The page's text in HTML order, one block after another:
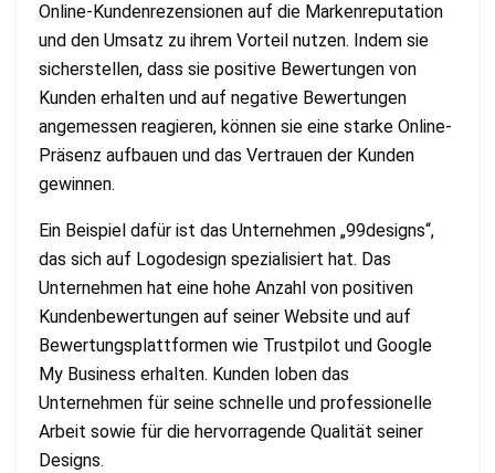
Online-Kundenrezensionen auf die Markenreputation
und den Umsatz zu ihrem Vorteil nutzen. Indem sie
sicherstellen, dass sie positive Bewertungen von
Kunden erhalten und auf negative Bewertungen
angemessen reagieren, können sie eine starke Online-
Präsenz aufbauen und das Vertrauen der Kunden
gewinnen.
Ein Beispiel dafür ist das Unternehmen „99designs“,
das sich auf Logodesign spezialisiert hat. Das
Unternehmen hat eine hohe Anzahl von positiven
Kundenbewertungen auf seiner Website und auf
Bewertungsplattformen wie Trustpilot und Google
My Business erhalten. Kunden loben das
Unternehmen für seine schnelle und professionelle
Arbeit sowie für die hervorragende Qualität seiner
Designs.